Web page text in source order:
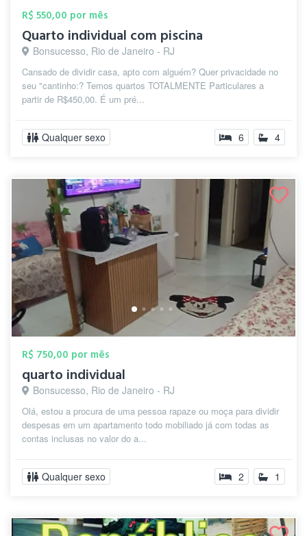
R$ 550,00 por mês
Quarto individual com piscina
Bonsucesso, Rio de Janeiro - RJ
Cansado de dividir casa, apto com alguém? Quer privacidade no
seu "cantinho:? Temos quartos TOTALMENTE Particulares a
partir de R$450,00. É um pré...
Qualquer sexo 6 4
R$ 750,00 por mês
quarto individual
Bonsucesso, Rio de Janeiro - RJ
Olá, estou a procura de uma pessoa rapaze ou moça para dividir
despesas em um apartamento todo mobiliado já com todas as
contas inclusas no valor do a...
Qualquer sexo 2 1